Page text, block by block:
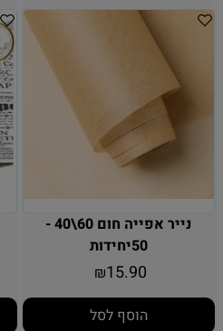
נייר אפייה חום 60\40 -
50יחידות
₪15.90
הוסף לסל